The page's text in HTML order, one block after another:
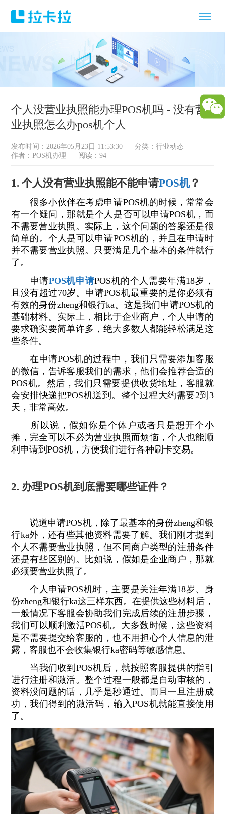
个人没营业执照能办理POS机吗 - 没有营
业执照怎么办pos机个人
发布时间：2026年05月23日 11:53:30 分类：行业动态
作者：POS机办理
阅读：94
1. 个人没有营业执照能不能申请POS机？
很多小伙伴在考虑申请POS机的时候，常常会
有一个疑问，那就是个人是否可以申请POS机，而
不需要营业执照。实际上，这个问题的答案还是很
简单的。个人是可以申请POS机的，并且在申请时
并不需要营业执照。只要满足几个基本的条件就行
了。
申请POS机申请POS机的个人需要年满18岁，
且没有超过70岁。申请POS机最重要的是你必须有
有效的身份zheng和银行ka。这是我们申请POS机的
基础材料。实际上，相比于企业商户，个人申请的
要求确实要简单许多，绝大多数人都能轻松满足这
些条件。
在申请POS机的过程中，我们只需要添加客服
的微信，告诉客服我们的需求，他们会推荐合适的
POS机。然后，我们只需要提供收货地址，客服就
会安排快递把POS机送到。整个过程大约需要2到3
天，非常高效。
所以说，假如你是个体户或者只是想开个小
摊，完全可以不必为营业执照而烦恼，个人也能顺
利申请到POS机，方便我们进行各种刷卡交易。
2. 办理POS机到底需要哪些证件？
说道申请POS机，除了最基本的身份zheng和银
行ka外，还有些其他资料需要了解。我们刚才提到
个人不需要营业执照，但不同商户类型的注册条件
还是有些区别的。比如说，假如是企业商户，那就
必须要营业执照了。
个人申请POS机时，主要是关注年满18岁、身
份zheng和银行ka这三样东西。在提供这些材料后，
一般情况下客服会协助我们完成后续的注册步骤，
我们可以顺利激活POS机。大多数时候，这些资料
是不需要提交给客服的，也不用担心个人信息的泄
露，客服也不会收集银行ka密码等敏感信息。
当我们收到POS机后，就按照客服提供的指引
进行注册和激活。整个过程一般都是自动审核的，
资料没问题的话，几乎是秒通过。而且一旦注册成
功，我们得到的激活码，输入POS机就能直接使用
了。